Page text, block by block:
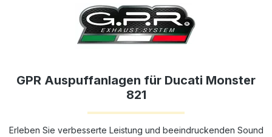
GPR Auspuffanlagen für Ducati Monster
821
Erleben Sie verbesserte Leistung und beeindruckenden Sound